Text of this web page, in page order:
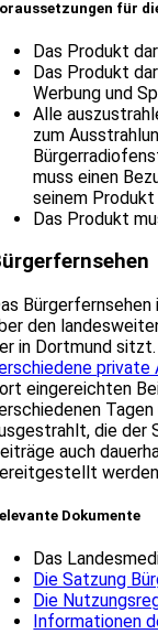
für
Das Produkt
Das Produkt
Werbung und
Alle
zum
muss einen
seinem
Das Produkt
den
in Dortmund sitzt.
private
eingereichten
die der
auch
Dokumente
Das
Die Satzung
Die
Informationen